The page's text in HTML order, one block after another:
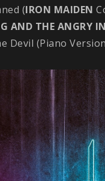
(IRON MAIDEN
AND THE ANGRY
Devil (Piano